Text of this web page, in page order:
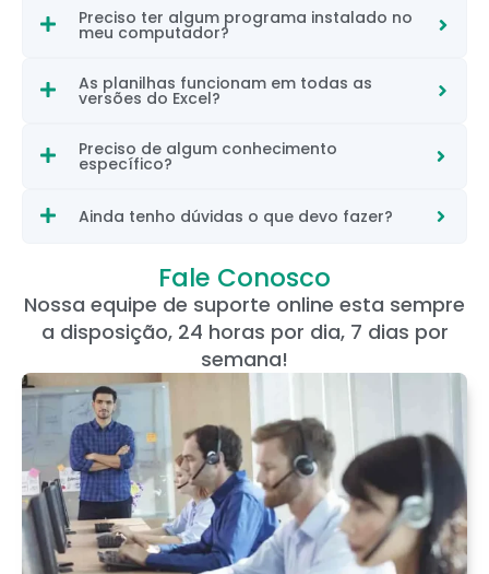
Preciso ter algum programa instalado no
meu computador?
As planilhas funcionam em todas as
versões do Excel?
Preciso de algum conhecimento
específico?
Ainda tenho dúvidas o que devo fazer?
Fale Conosco
Nossa equipe de suporte online esta sempre
a disposição, 24 horas por dia, 7 dias por
semana!